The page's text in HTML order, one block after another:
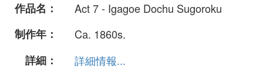
作品名：
Act 7 - Igagoe Dochu Sugoroku
制作年：
Ca. 1860s.
詳細：
詳細情報...